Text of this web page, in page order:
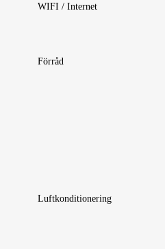
WIFI / Internet
Förråd
Luftkonditionering